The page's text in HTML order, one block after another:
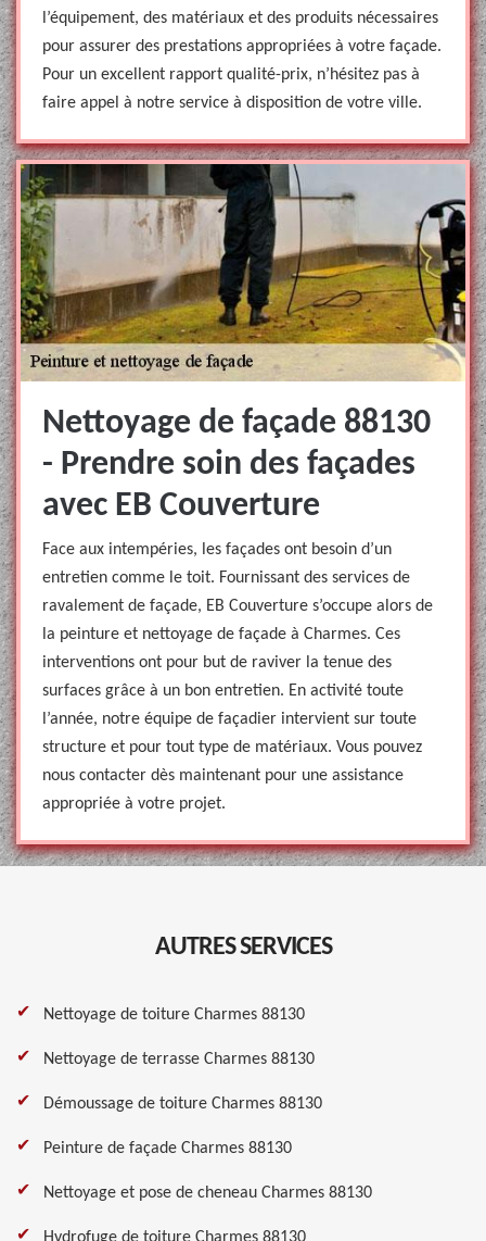
l’équipement, des matériaux et des produits nécessaires
pour assurer des prestations appropriées à votre façade.
Pour un excellent rapport qualité-prix, n’hésitez pas à
faire appel à notre service à disposition de votre ville.
Nettoyage de façade 88130
- Prendre soin des façades
avec EB Couverture
Face aux intempéries, les façades ont besoin d’un
entretien comme le toit. Fournissant des services de
ravalement de façade, EB Couverture s’occupe alors de
la peinture et nettoyage de façade à Charmes. Ces
interventions ont pour but de raviver la tenue des
surfaces grâce à un bon entretien. En activité toute
l’année, notre équipe de façadier intervient sur toute
structure et pour tout type de matériaux. Vous pouvez
nous contacter dès maintenant pour une assistance
appropriée à votre projet.
AUTRES SERVICES
Nettoyage de toiture Charmes 88130
Nettoyage de terrasse Charmes 88130
Démoussage de toiture Charmes 88130
Peinture de façade Charmes 88130
Nettoyage et pose de cheneau Charmes 88130